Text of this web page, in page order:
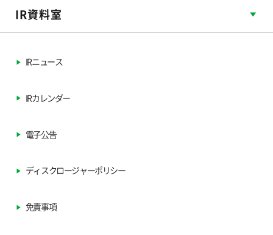
IR資料室
IRニュース
IRカレンダー
電子公告
ディスクロージャーポリシー
免責事項